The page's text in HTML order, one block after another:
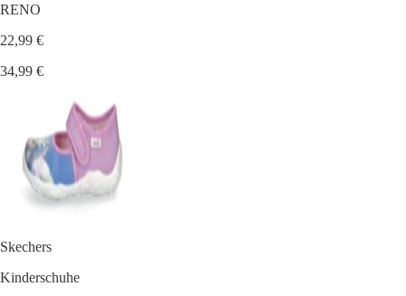
RENO
22,99 €
34,99 €
Skechers
Kinderschuhe